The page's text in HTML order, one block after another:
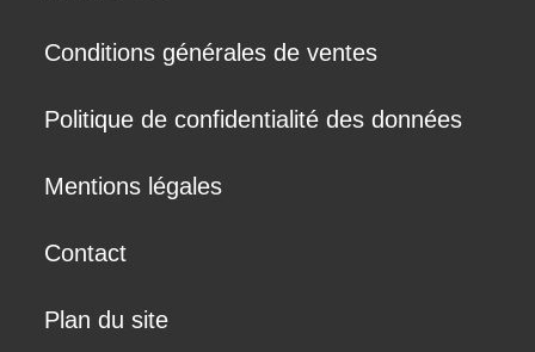
Conditions générales de ventes
Politique de confidentialité des données
Mentions légales
Contact
Plan du site